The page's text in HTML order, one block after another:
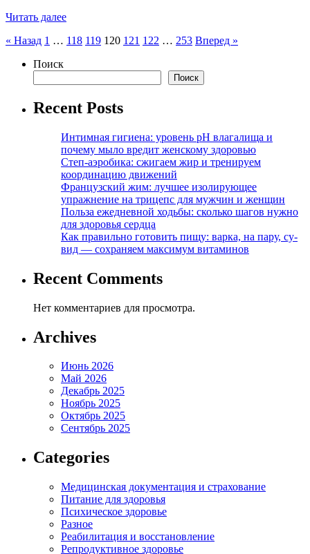
Читать далее
Пагинация
записей
« Назад 1 … 118 119 120 121 122 … 253 Вперед »
Поиск
Поиск
Recent Posts
Интимная гигиена: уровень pH влагалища и
почему мыло вредит женскому здоровью
Степ-аэробика: сжигаем жир и тренируем
координацию движений
Французский жим: лучшее изолирующее
упражнение на трицепс для мужчин и женщин
Польза ежедневной ходьбы: сколько шагов нужно
для здоровья сердца
Как правильно готовить пищу: варка, на пару, су-
вид — сохраняем максимум витаминов
Recent Comments
Нет комментариев для просмотра.
Archives
Июнь 2026
Май 2026
Декабрь 2025
Ноябрь 2025
Октябрь 2025
Сентябрь 2025
Categories
Медицинская документация и страхование
Питание для здоровья
Психическое здоровье
Разное
Реабилитация и восстановление
Репродуктивное здоровье